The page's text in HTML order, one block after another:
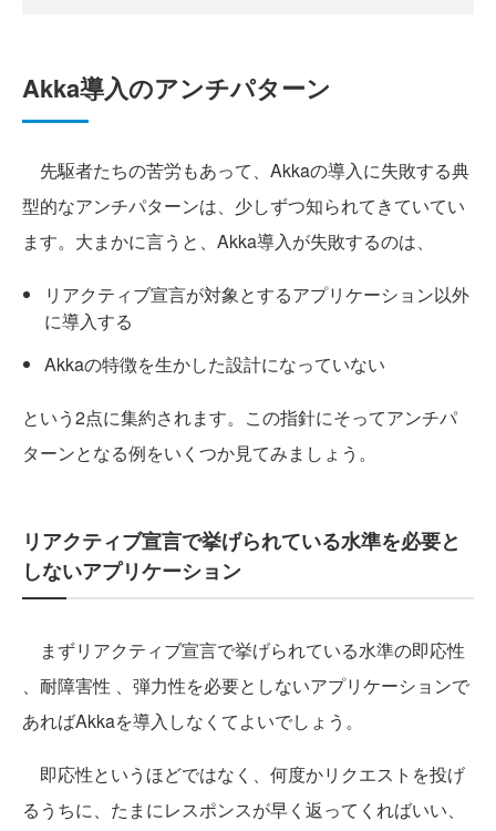
Akka導入のアンチパターン
先駆者たちの苦労もあって、Akkaの導入に失敗する典
型的なアンチパターンは、少しずつ知られてきていてい
ます。大まかに言うと、Akka導入が失敗するのは、
リアクティブ宣言が対象とするアプリケーション以外
に導入する
Akkaの特徴を生かした設計になっていない
という2点に集約されます。この指針にそってアンチパ
ターンとなる例をいくつか見てみましょう。
リアクティブ宣言で挙げられている水準を必要と
しないアプリケーション
まずリアクティブ宣言で挙げられている水準の即応性
、耐障害性 、弾力性を必要としないアプリケーションで
あればAkkaを導入しなくてよいでしょう。
即応性というほどではなく、何度かリクエストを投げ
るうちに、たまにレスポンスが早く返ってくればいい、